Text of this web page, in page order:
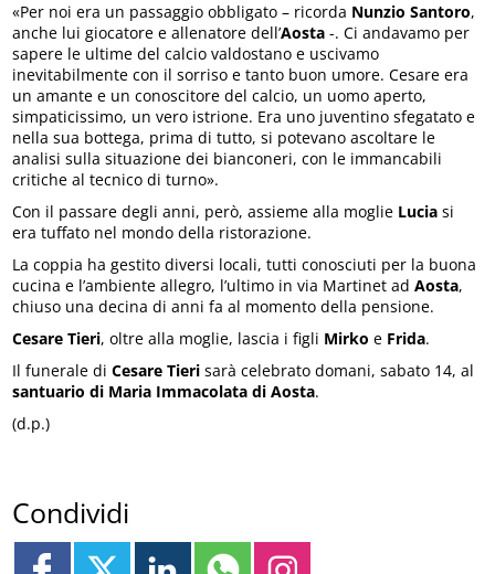
«Per noi era un passaggio obbligato – ricorda Nunzio Santoro,
anche lui giocatore e allenatore dell’Aosta -. Ci andavamo per
sapere le ultime del calcio valdostano e uscivamo
inevitabilmente con il sorriso e tanto buon umore. Cesare era
un amante e un conoscitore del calcio, un uomo aperto,
simpaticissimo, un vero istrione. Era uno juventino sfegatato e
nella sua bottega, prima di tutto, si potevano ascoltare le
analisi sulla situazione dei bianconeri, con le immancabili
critiche al tecnico di turno».
Con il passare degli anni, però, assieme alla moglie Lucia si
era tuffato nel mondo della ristorazione.
La coppia ha gestito diversi locali, tutti conosciuti per la buona
cucina e l’ambiente allegro, l’ultimo in via Martinet adAosta,
chiuso una decina di anni fa al momento della pensione.
Cesare Tieri, oltre alla moglie, lascia i figli Mirko e Frida.
Il funerale diCesare Tieri sarà celebrato domani, sabato 14, al
santuario di Maria Immacolata di Aosta.
(d.p.)
Condividi